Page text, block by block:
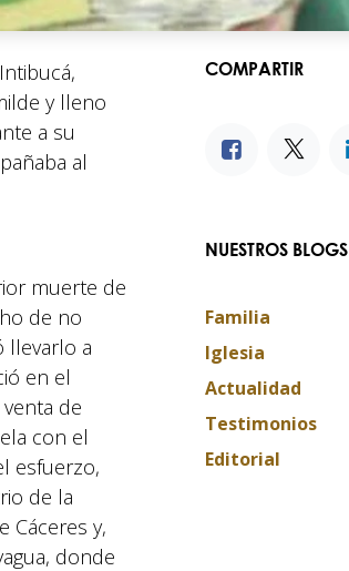
y lleno
a su
al
muerte de
de no
llevarlo a
en el
de
con el
esfuerzo,
de la
Cáceres y,
donde
COMPARTIR
NUESTROS BLOGS
Familia
Iglesia
Actualidad
Testimonios
Editorial